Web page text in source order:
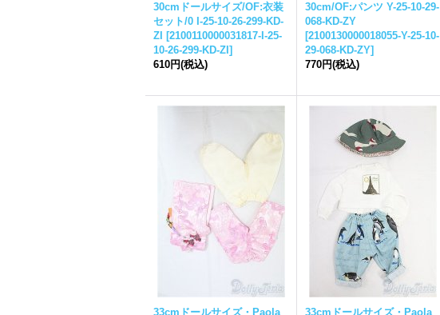
30cmドールサイズ/OF:衣装
セット/0 I-25-10-26-299-KD-
ZI
[2100110000031817-I-25-
10-26-299-KD-ZI ]
610円(税込)
30cm/OF:パンツ Y-25-10-29-
068-KD-ZY
[2100130000018055-Y-25-10-
29-068-KD-ZY]
770円(税込)
33cmドールサイズ・Paola
33cmドールサイズ・Paola